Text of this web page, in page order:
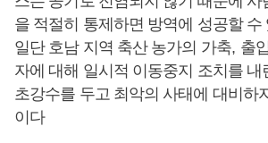
을 적절히 통제하면 방역에 성공할 수
일단 호남 지역 축산 농가의 가축, 출
자에 대해 일시적 이동중지 조치를 내
초강수를 두고 최악의 사태에 대비하
이다